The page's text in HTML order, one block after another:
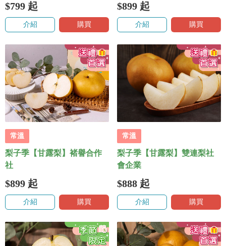
$799 起
介紹 購買
$899 起
介紹 購買
常溫
梨子季【甘露梨】褚譽合作
社
$899 起
介紹 購買
常溫
梨子季【甘露梨】雙連梨社
會企業
$888 起
介紹 購買